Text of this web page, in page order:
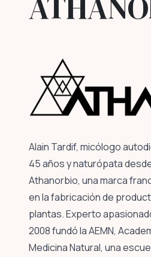
Alain Tardif, micólogo
45 años y naturópata
Athanorbio, una marca
en la fabricación de
plantas. Experto
2008 fundó la AEMN,
Medicina Natural, una